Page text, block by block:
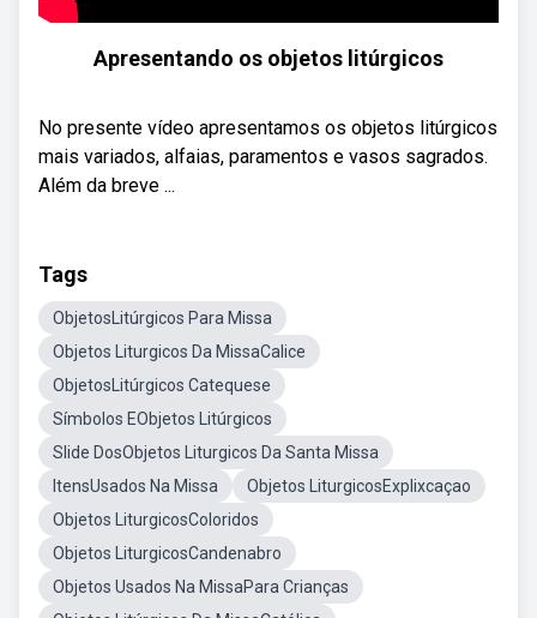
Apresentando os objetos litúrgicos
No presente vídeo apresentamos os objetos litúrgicos
mais variados, alfaias, paramentos e vasos sagrados.
Além da breve ...
Tags
ObjetosLitúrgicos Para Missa
Objetos Liturgicos Da MissaCalice
ObjetosLitúrgicos Catequese
Símbolos EObjetos Litúrgicos
Slide DosObjetos Liturgicos Da Santa Missa
ItensUsados Na Missa
Objetos LiturgicosExplixcaçao
Objetos LiturgicosColoridos
Objetos LiturgicosCandenabro
Objetos Usados Na MissaPara Crianças